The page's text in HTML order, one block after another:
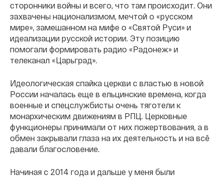
сторонники войны и всего, что там происходит. Они
захвачены национализмом, мечтой о «русском
мире», замешанном на мифе о «Святой Руси» и
идеализации русской истории. Эту позицию
помогали формировать радио «Радонеж» и
телеканал «Царьград».
Идеологическая спайка церкви с властью в новой
России началась еще в ельцинские времена, когда
военные и спецслужбисты очень тяготели к
монархическим движениям в РПЦ. Церковные
функционеры принимали от них пожертвования, а в
обмен закрывали глаза на их деятельность и на всё
давали благословение.
Начиная с 2014 года и дальше у меня были